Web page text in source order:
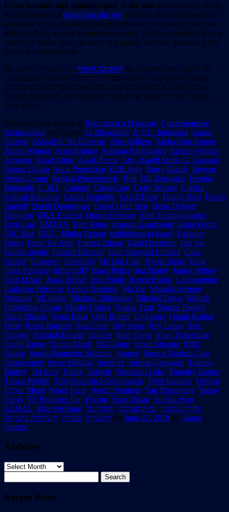
From founder and administrator of the site: Do not forget about
the importance ofsupporting the site This will allow us to carry out
a number of cultural and sports projects and to encourage the most
active authors, as well as attract new ones. Send your materials on a
variety of topics. You can write in English, Hebrew Russian. Let’s
do good thing together.
אל תשכחו את החשיבות של התמיכה האתר, יש לנו צורך ביישום של
מספר פרויקטים של תרבות וספורט וזה יספק הזדמנות לכותבים הכי
פעילים שלנו, וגם ימשוך חדשים. שלחו את החומרים שלכם על מגוון
נושאים, תזכרו ותספרו את הסיפורים משפחתיים. בואו נעשה מעשים
טובים ביחד.
This entry was posted in Выставки в Израиле, Современные
технологии and tagged 3d Microprint, A.S.C. Industries, Aaron
Shustin, Abigail S. De Guzman, Alex Gilberg, Alpha Gun Angels,
Alpha Woman, Amit Artman, Antonio Rebegianni, Apstec systems,
Armscor, Assaf Attias, Assaf Peretz, Atty. Karell Marie G. Lassano,
Avnon Group, Avon Protection, B2B Area, Barry Dueck, Bayern
Messe Group, Beijing Photoelectric, Bell, Bill Bergiadis, Brooke
Bergiadis, C.M.I., Capture, Clear-Com, Cody Warner, Cortica,
Critical Solutions, Czech Republic, CzechTrade, Daniel Nesi, David
Bartiell, David Oganesyan, David Ortal Ben, Deep Trekker,
Dongrun, DRX Everest, Dueck Defense, Eltel Technologistics,
Elvis Luo, EMTAN, Erez Biton, Ernesto Asurmendi, Ernie Fortin,
ESC Baz, ESD / Mittler Report, exhibitions in Israel, Explorer
Cases, Expo Tel Aviv, Forrest Zhang, Gabi Davidson, Get Sat,
Global agents, Global Telecom, Goa Shipyard Limited, Gran
Gruber, Granpect, Greencity, He Gui Lian, Hyper Spike, India,
India Pavilion, InfraredID, Israel Police, Itai Shalev, James Wiihey,
Jami Milam, Jonas Holler, Juan Fraile, Keren Etslon, Leadspotting,
Linkcom Telecom, Lorica Nostrum, Ma Lie, Masada Armour,
Metzuda, Mi Junjie, Michael Shlepakov, Mitchel Travis, Monch
Publishing Group, Moshe Cohen, Nadav Tzur, Natalia Fadeev,
Nikol Misnik, Noga Einat, Ofer Ronen, OnTarget, Oranit Kaidar,
Orbit, Raem Barriers, Ran Chen, Rey Ienas, Rey Lenas, Safe
Shooter, Schmidt Bender, Sconce, Shay Geva, Shay Tsukerman,
Shelly Ender, Shiran Abadi, SK Group, Smart Shooter, SMC
Group, Smufs Biometric Solution, Source, Source Tactical Gear,
Steadicopter, Steve Mathias, SureFire, Susmit Goswami, Tadiran
Battery, Tel Aviv, Teldor, Telerob, Terrascan Labs, Timothy Barnes,
Tomas Pehlke, Troy Acoustics Corporation, Tyler Sammis, UniCor,
Urban Metal, Wang Peng, World Premiere, Yair Rosenberg, Yakov
Popik, YF Protector Co, Yi com, Yoav Dotan, Yu Hui Wen,
ZAHAL, Zhu Mo Yang, אהרון שוסטין, גני התערוכה, יהודה טל
תקשורת, מצודה, תערוכות בישראל on June 22, 2019 by Aaron
Shustin.
Archives
Archives
for:
Recent Posts